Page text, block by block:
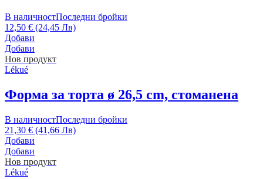
В наличностПоследни бройки
12,50 € (24,45 Лв)
Добави
Добави
Нов продукт
Lékué
Форма за торта ø 26,5 cm, стоманена
В наличностПоследни бройки
21,30 € (41,66 Лв)
Добави
Добави
Нов продукт
Lékué